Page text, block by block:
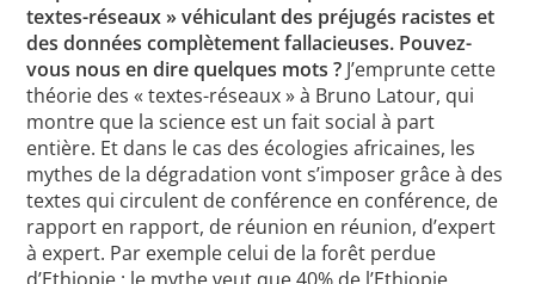
textes-réseaux » véhiculant des préjugés racistes et
des données complètement fallacieuses. Pouvez-
vous nous en dire quelques mots ? J’emprunte cette
théorie des « textes-réseaux » à Bruno Latour, qui
montre que la science est un fait social à part
entière. Et dans le cas des écologies africaines, les
mythes de la dégradation vont s’imposer grâce à des
textes qui circulent de conférence en conférence, de
rapport en rapport, de réunion en réunion, d’expert
à expert. Par exemple celui de la forêt perdue
d’Ethiopie : le mythe veut que 40% de l’Ethiopie